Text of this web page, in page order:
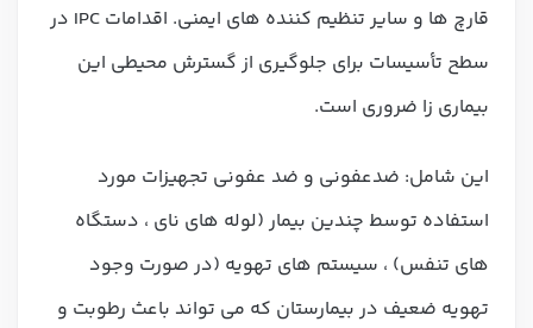
قارچ ها و سایر تنظیم کننده های ایمنی. اقدامات IPC در
سطح تأسیسات برای جلوگیری از گسترش محیطی این
بیماری زا ضروری است.
این شامل: ضدعفونی و ضد عفونی تجهیزات مورد
استفاده توسط چندین بیمار (لوله های نای ، دستگاه
های تنفس) ، سیستم های تهویه (در صورت وجود
تهویه ضعیف در بیمارستان که می تواند باعث رطوبت و